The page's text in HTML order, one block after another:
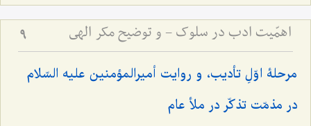
اهمّیت ادب در سلوک - و توضیح مکر الهی 9
مرحلۀ اوّلِ تأدیب، و روایت أمیرالمؤمنین علیه السّلام
در مذمّت تذکّر در ملأ عام